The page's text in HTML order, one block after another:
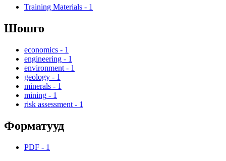
Training Materials - 1
Шошго
economics - 1
engineering - 1
environment - 1
geology - 1
minerals - 1
mining - 1
risk assessment - 1
Форматууд
PDF - 1